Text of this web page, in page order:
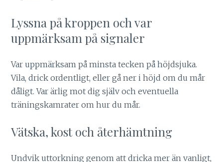
Lyssna på kroppen och var
uppmärksam på signaler
Var uppmärksam på minsta tecken på höjdsjuka.
Vila, drick ordentligt, eller gå ner i höjd om du mår
dåligt. Var ärlig mot dig själv och eventuella
träningskamrater om hur du mår.
Vätska, kost och återhämtning
Undvik uttorkning genom att dricka mer än vanligt,